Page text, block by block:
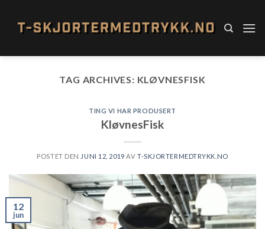
content
TAG ARCHIVES: KLØVNESFISK
TING VI HAR PRODUSERT
KløvnesFisk
POSTET DEN JUNI 12, 2019 AV T-SKJORTERMEDTRYKK.NO
12
jun